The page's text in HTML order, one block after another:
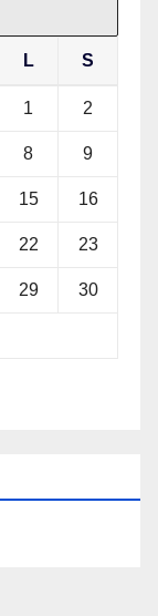
L S
1 2
8 9
15 16
22 23
29 30